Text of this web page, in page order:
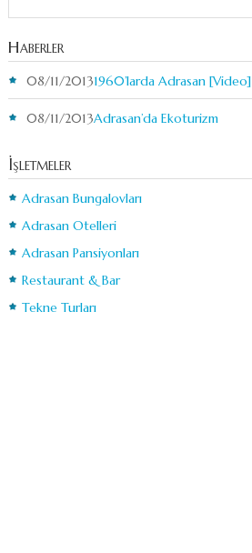
Haberler
1960’larda Adrasan [Video]
08/11/2013
Adrasan’da Ekoturizm
08/11/2013
İşletmeler
Adrasan Bungalovları
Adrasan Otelleri
Adrasan Pansiyonları
Restaurant & Bar
Tekne Turları